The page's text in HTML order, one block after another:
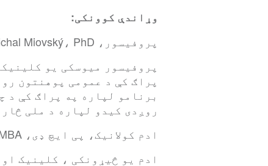
وړاندې کوونکی:
پروفیسور، PhDr Michal Miovský، PhD
پروفیسور میوسکی یو
برنامو لپاره په پراګ کې د
روږدی کیدو لپاره د ملی
ادم کولانیک، پی ایچ ډی، MBA
ادم یو څیړونکی ، کلینیک